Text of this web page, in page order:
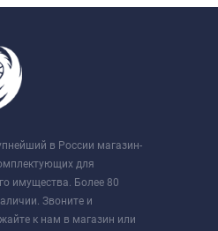
в России магазин-
для
имущества. Более 80
Звоните и
к нам в магазин или